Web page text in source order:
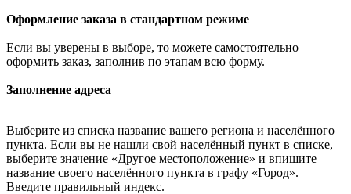
Оформление заказа в стандартном режиме
Если вы уверены в выборе, то можете самостоятельно
оформить заказ, заполнив по этапам всю форму.
Заполнение адреса
Выберите из списка название вашего региона и населённого
пункта. Если вы не нашли свой населённый пункт в списке,
выберите значение «Другое местоположение» и впишите
название своего населённого пункта в графу «Город».
Введите правильный индекс.